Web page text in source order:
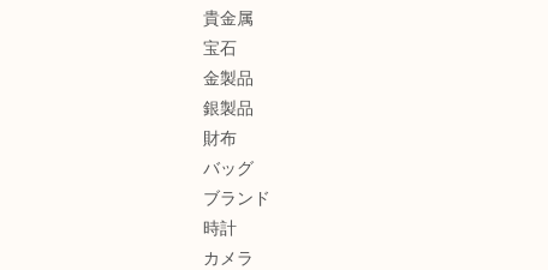
貴金属
宝石
金製品
銀製品
財布
バッグ
ブランド
時計
カメラ